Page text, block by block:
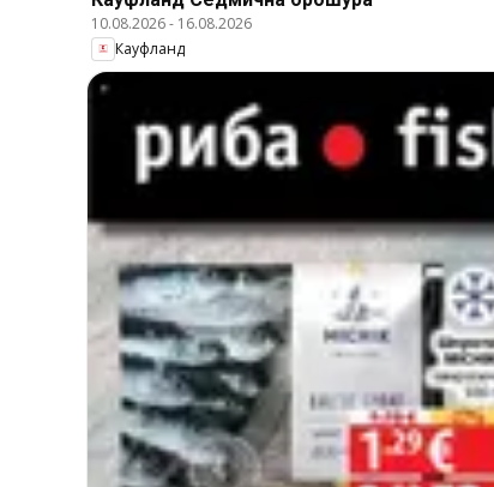
10.08.2026- 16.08.2026
Кауфланд